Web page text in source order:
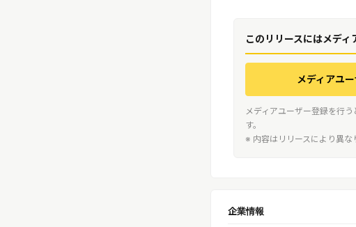
このリリースにはメディ
メディアユ
メディアユーザー登録を行
す。
※ 内容はリリースにより異な
企業情報